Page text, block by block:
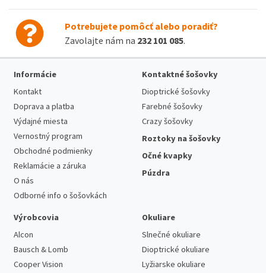
Potrebujete pomôcť alebo poradiť?
Zavolajte nám na 232 101 085.
Informácie
Kontakt
Doprava a platba
Výdajné miesta
Vernostný program
Obchodné podmienky
Reklamácie a záruka
O nás
Odborné info o šošovkách
Kontaktné šošovky
Dioptrické šošovky
Farebné šošovky
Crazy šošovky
Roztoky na šošovky
Očné kvapky
Púzdra
Výrobcovia
Alcon
Bausch & Lomb
Cooper Vision
Okuliare
Slnečné okuliare
Dioptrické okuliare
Lyžiarske okuliare